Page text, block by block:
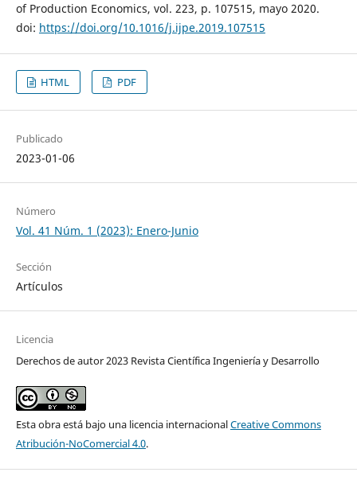
of Production Economics, vol. 223, p. 107515, mayo 2020.
doi: https://doi.org/10.1016/j.ijpe.2019.107515
HTML PDF
Publicado
2023-01-06
Número
Vol. 41 Núm. 1 (2023): Enero-Junio
Sección
Artículos
Licencia
Derechos de autor 2023 Revista Científica Ingeniería y Desarrollo
Esta obra está bajo una licencia internacionalCreative Commons
Atribución-NoComercial 4.0.